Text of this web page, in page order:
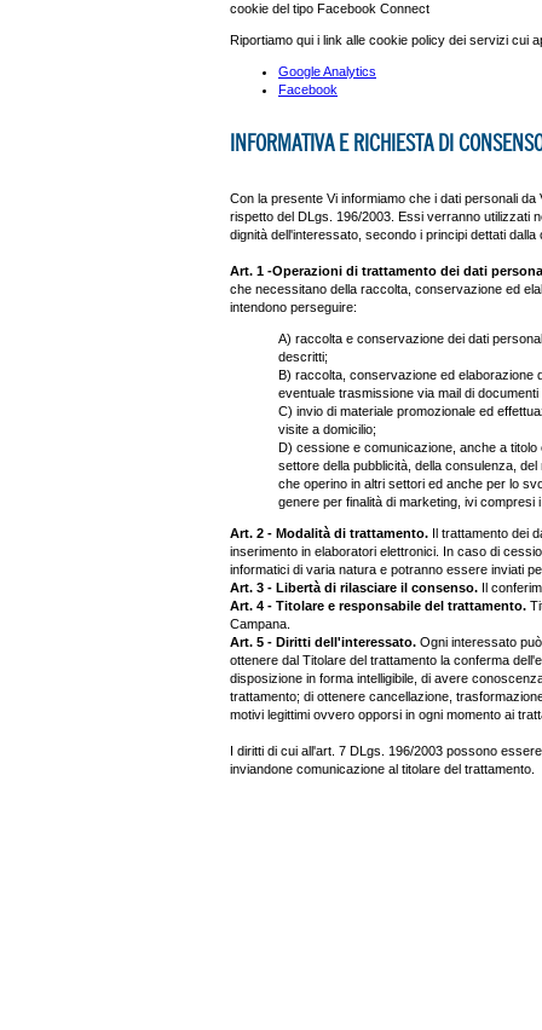
cookie del tipo Facebook Connect
Riportiamo qui i link alle cookie policy dei servizi cui
Google Analytics
Facebook
INFORMATIVA E RICHIESTA DI
Con la presente Vi informiamo che i dati personali
rispetto del DLgs. 196/2003. Essi verranno utilizzati
dignità dell'interessato, secondo i principi dettati dalla
Art. 1 -Operazioni di trattamento dei dati
che necessitano della raccolta, conservazione ed
intendono perseguire:
A) raccolta e conservazione dei dati
descritti;
B) raccolta, conservazione ed elaborazione
eventuale trasmissione via mail di
C) invio di materiale promozionale ed
visite a domicilio;
D) cessione e comunicazione, anche a
settore della pubblicità, della consulenza,
che operino in altri settori ed anche per lo
genere per finalità di marketing, ivi compresi
Art. 2 - Modalità di trattamento. Il trattamento dei
inserimento in elaboratori elettronici. In caso di
informatici di varia natura e potranno essere inviati
Art. 3 - Libertà di rilasciare il consenso. Il
Art. 4 - Titolare e responsabile del trattamento.
Campana.
Art. 5 - Diritti dell'interessato. Ogni interessato
ottenere dal Titolare del trattamento la conferma
disposizione in forma intelligibile, di avere
trattamento; di ottenere cancellazione,
motivi legittimi ovvero opporsi in ogni momento ai
I diritti di cui all'art. 7 DLgs. 196/2003 possono
inviandone comunicazione al titolare del trattamento.